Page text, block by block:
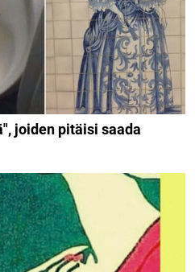
joiden pitäisi saada